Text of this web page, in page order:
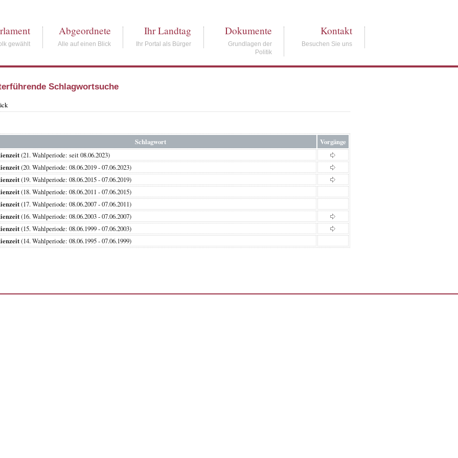
gewählt
Abgeordnete
Alle auf einen Blick
Ihr Landtag
Ihr Portal als Bürger
Dokumente
Grundlagen der
Politik
Kontakt
Besuchen Sie uns
Schlagwortsuche
Schlagwort
Vorgänge
(21. Wahlperiode: seit 08.06.2023)
(20. Wahlperiode: 08.06.2019 - 07.06.2023)
(19. Wahlperiode: 08.06.2015 - 07.06.2019)
(18. Wahlperiode: 08.06.2011 - 07.06.2015)
(17. Wahlperiode: 08.06.2007 - 07.06.2011)
(16. Wahlperiode: 08.06.2003 - 07.06.2007)
(15. Wahlperiode: 08.06.1999 - 07.06.2003)
(14. Wahlperiode: 08.06.1995 - 07.06.1999)